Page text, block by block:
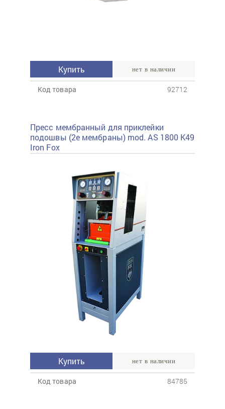
Купить нет в наличии
Код товара 92712
Пресс мембранный для приклейки
подошвы (2е мембраны) mod. AS 1800 K49
Iron Fox
Купить нет в наличии
Код товара 84785